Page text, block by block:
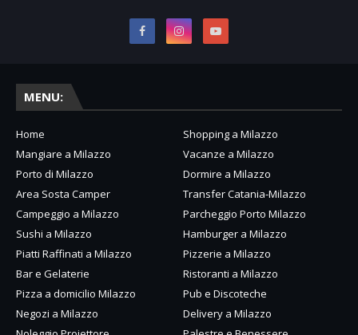
MENU:
Home
Shopping a Milazzo
Mangiare a Milazzo
Vacanze a Milazzo
Porto di Milazzo
Dormire a Milazzo
Area Sosta Camper
Transfer Catania-Milazzo
Campeggio a Milazzo
Parcheggio Porto Milazzo
Sushi a Milazzo
Hamburger a Milazzo
Piatti Raffinati a Milazzo
Pizzerie a Milazzo
Bar e Gelaterie
Ristoranti a Milazzo
Pizza a domicilio Milazzo
Pub e Discoteche
Negozi a Milazzo
Delivery a Milazzo